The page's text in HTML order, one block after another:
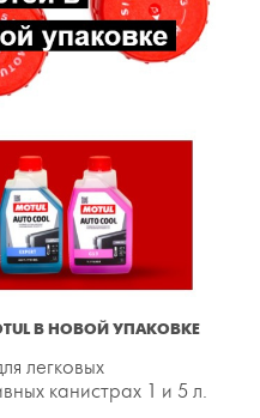
В НОВОЙ УПАКОВКЕ
легковых
канистрах 1 и 5 л.